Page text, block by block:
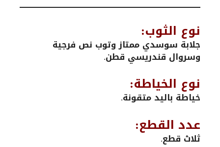
نوع الثوب:
جلابة سوسدي ممتاز وتوب نص فرجية
وسروال قندريسي قطن.
نوع الخياطة:
خياطة باليد متقونة.
عدد القطع:
ثلاث قطع.